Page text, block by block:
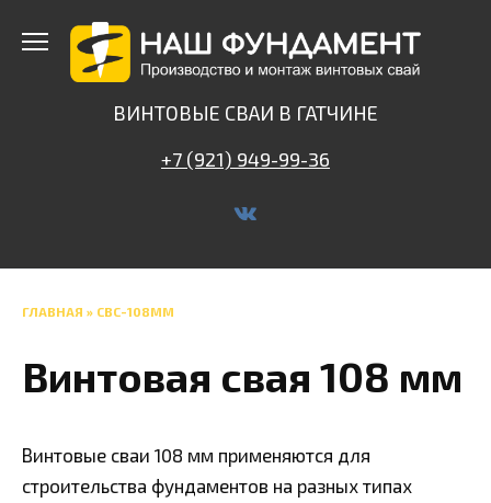
содержанию
ВИНТОВЫЕ СВАИ В ГАТЧИНЕ
+7 (921) 949-99-36
ГЛАВНАЯ » СВС-108ММ
Винтовая свая 108 мм
Винтовые сваи 108 мм применяются для
строительства фундаментов на разных типах